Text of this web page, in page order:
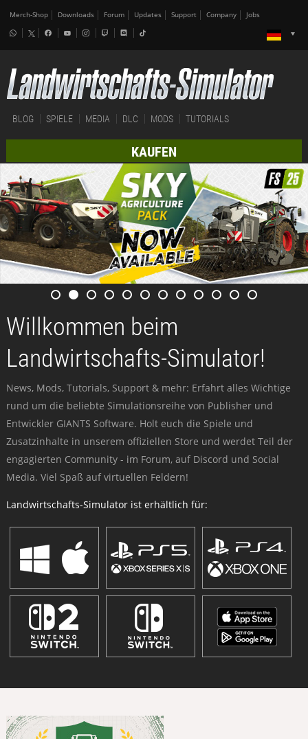
Merch-Shop Downloads Forum Updates Support Company Jobs
BLOG SPIELE MEDIA DLC MODS TUTORIALS
KAUFEN
Willkommen beim
Landwirtschafts-Simulator!
News, Mods, Tutorials, Support & mehr: Erfahrt alles Wichtige
rund um die beliebte Simulationsreihe von Publisher und
Entwickler GIANTS Software. Holt euch die Spiele und
Zusatzinhalte in unserem offiziellen Store und werdet Teil der
engagierten Community - im Forum, auf Discord und Social
Media. Viel Spaß auf virtuellen Feldern!
Landwirtschafts-Simulator ist erhältlich für: